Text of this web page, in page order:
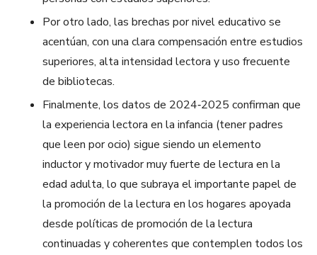
Por otro lado, las brechas por nivel educativo se
acentúan, con una clara compensación entre estudios
superiores, alta intensidad lectora y uso frecuente
de bibliotecas.
Finalmente, los datos de 2024‑2025 confirman que
la experiencia lectora en la infancia (tener padres
que leen por ocio) sigue siendo un elemento
inductor y motivador muy fuerte de lectura en la
edad adulta, lo que subraya el importante papel de
la promoción de la lectura en los hogares apoyada
desde políticas de promoción de la lectura
continuadas y coherentes que contemplen todos los